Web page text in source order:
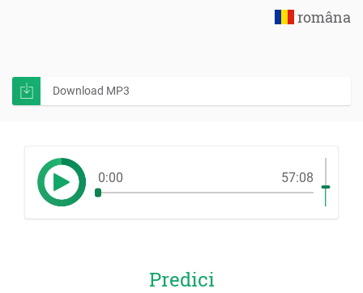
româna
Download MP3
0:00 57:08
Predici